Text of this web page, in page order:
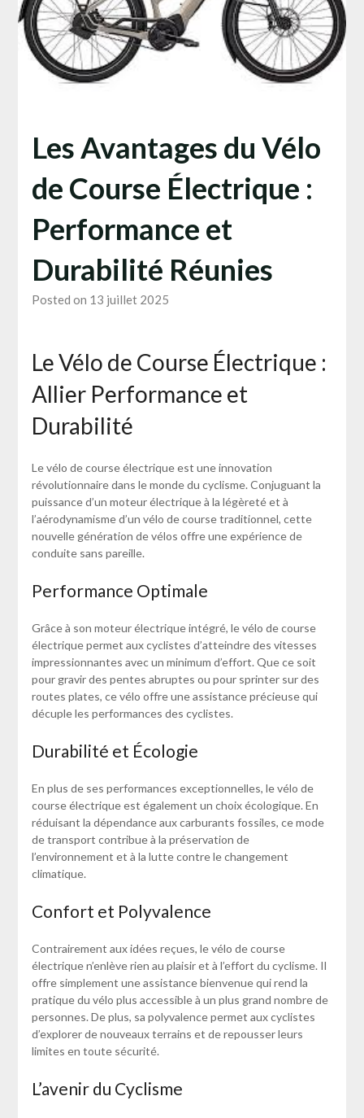
Les Avantages du Vélo
de Course Électrique :
Performance et
Durabilité Réunies
Posted on 13 juillet 2025
Le Vélo de Course Électrique :
Allier Performance et
Durabilité
Le vélo de course électrique est une innovation
révolutionnaire dans le monde du cyclisme. Conjuguant la
puissance d’un moteur électrique à la légèreté et à
l’aérodynamisme d’un vélo de course traditionnel, cette
nouvelle génération de vélos offre une expérience de
conduite sans pareille.
Performance Optimale
Grâce à son moteur électrique intégré, le vélo de course
électrique permet aux cyclistes d’atteindre des vitesses
impressionnantes avec un minimum d’effort. Que ce soit
pour gravir des pentes abruptes ou pour sprinter sur des
routes plates, ce vélo offre une assistance précieuse qui
décuple les performances des cyclistes.
Durabilité et Écologie
En plus de ses performances exceptionnelles, le vélo de
course électrique est également un choix écologique. En
réduisant la dépendance aux carburants fossiles, ce mode
de transport contribue à la préservation de
l’environnement et à la lutte contre le changement
climatique.
Confort et Polyvalence
Contrairement aux idées reçues, le vélo de course
électrique n’enlève rien au plaisir et à l’effort du cyclisme. Il
offre simplement une assistance bienvenue qui rend la
pratique du vélo plus accessible à un plus grand nombre de
personnes. De plus, sa polyvalence permet aux cyclistes
d’explorer de nouveaux terrains et de repousser leurs
limites en toute sécurité.
L’avenir du Cyclisme